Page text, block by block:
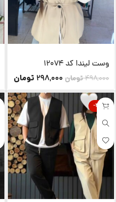
وست لیندا کد 12074
498,000تومان 298,000 تومان
-40%